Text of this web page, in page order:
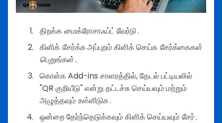
திறக்கமைக்ரோசாஃப்ட் வேர்டு.
கிளிக் சேர்க்கஅப்புறம் கிளிக் செய்க சேர்க்கைகள்
பெறுங்கள்.
கொள்க Add-ins சாளரத்தில், தேடல் பட்டியலில்
"QR குறியீடு" என்று தட்டச்சு செய்யவும் மற்றும்
அழுத்தவும்உள்ளிடுக.
ஒன்றை தேர்ந்தெடுக்கவும் கிளிக் செய்யவும் சேர்.